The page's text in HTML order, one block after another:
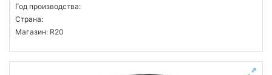
Год производства:
Страна:
Магазин: R20